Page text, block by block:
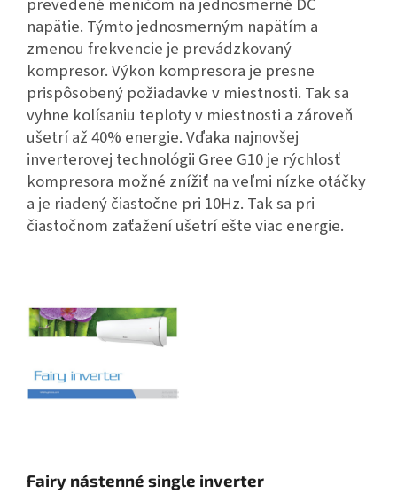
prevedené meničom na jednosmerné DC
napätie. Týmto jednosmerným napätím a
zmenou frekvencie je prevádzkovaný
kompresor. Výkon kompresora je presne
prispôsobený požiadavke v miestnosti. Tak sa
vyhne kolísaniu teploty v miestnosti a zároveň
ušetrí až 40% energie. Vďaka najnovšej
inverterovej technológii Gree G10 je rýchlosť
kompresora možné znížiť na veľmi nízke otáčky
a je riadený čiastočne pri 10Hz. Tak sa pri
čiastočnom zaťažení ušetrí ešte viac energie.
Fairy nástenné single inverter